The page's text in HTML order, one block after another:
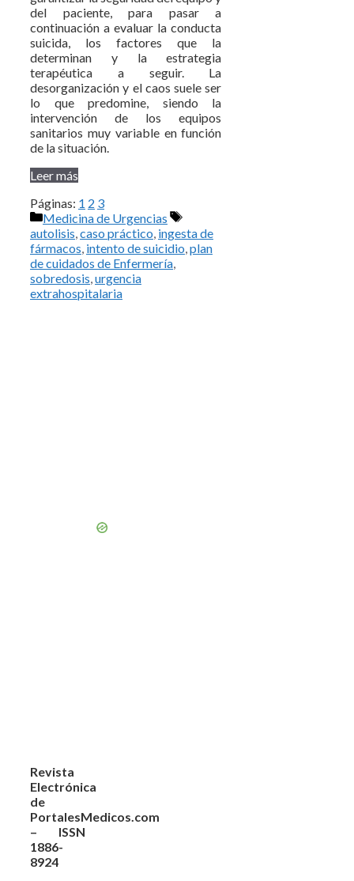
del paciente, para pasar a
continuación a evaluar la conducta
suicida, los factores que la
determinan y la estrategia
terapéutica a seguir. La
desorganización y el caos suele ser
lo que predomine, siendo la
intervención de los equipos
sanitarios muy variable en función
de la situación.
Leer más
Páginas: 1 2 3
Categorías
Medicina de Urgencias
Etiquetas
autolisis,caso práctico, ingesta de
fármacos, intento de suicidio,plan
de cuidados de Enfermería,
sobredosis,urgencia
extrahospitalaria
Revista
Electrónica
de
PortalesMedicos.com
– ISSN
1886-
8924